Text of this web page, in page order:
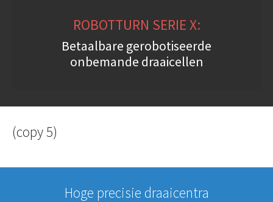
ROBOTTURN SERIE X:
Betaalbare gerobotiseerde
onbemande draaicellen
(copy 5)
Hoge precisie draaicentra